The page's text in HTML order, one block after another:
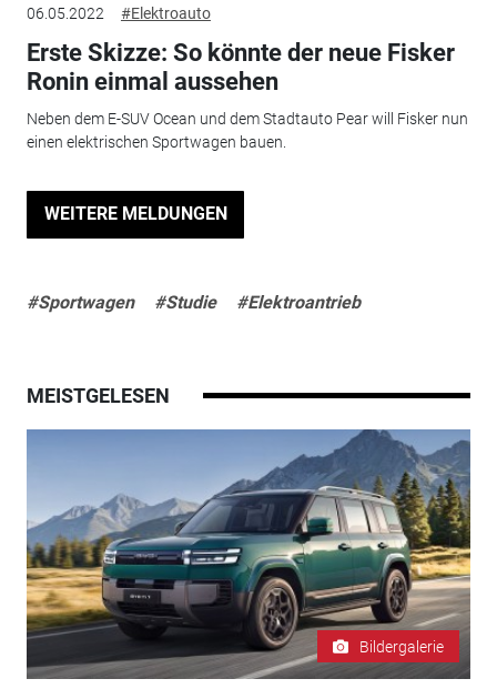
06.05.2022 #Elektroauto
Erste Skizze: So könnte der neue Fisker
Ronin einmal aussehen
Neben dem E-SUV Ocean und dem Stadtauto Pear will Fisker nun
einen elektrischen Sportwagen bauen.
WEITERE MELDUNGEN
#Sportwagen #Studie #Elektroantrieb
MEISTGELESEN
Bildergalerie